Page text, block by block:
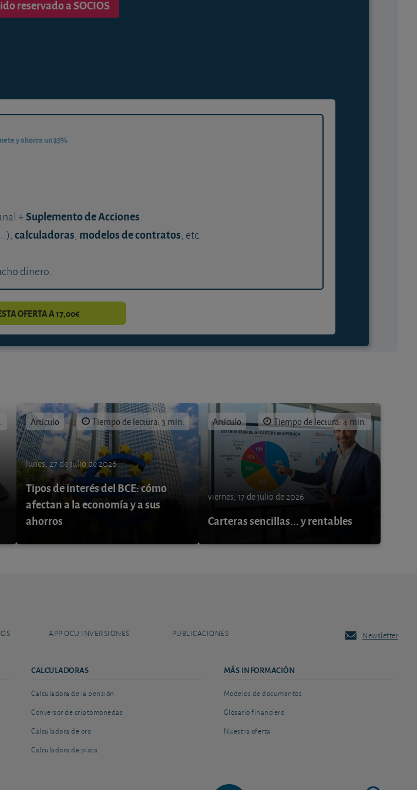
reservado a SOCIOS
y ahorra un 35%
+Suplemento de Acciones.
calculadoras, modelos de contratos, etc.
dinero.
OFERTA A 17,00€
Artículo Tiempo de lectura: 3 min.
lunes, 27 de julio de 2026
Tipos de interés del BCE: cómo
afectan a la economía y a sus
ahorros
Artículo Tiempo de lectura: 4 min.
viernes, 17 de julio de 2026
Carteras sencillas... y rentables
APP OCU INVERSIONES PUBLICACIONES Newsletter
CALCULADORAS
Calculadora de la pensión
Conversor de criptomonedas
Calculadora de oro
Calculadora de plata
MÁS INFORMACIÓN
Modelos de documentos
Glosario financiero
Nuestra oferta